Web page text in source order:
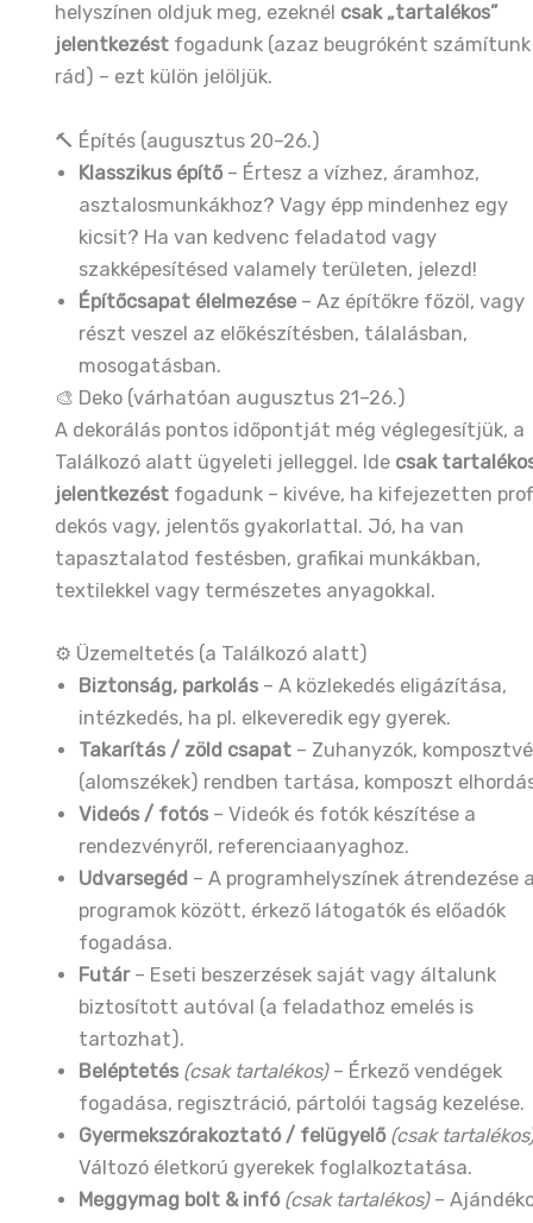
helyszínen oldjuk meg, ezeknél csak „tartalékos”
jelentkezést fogadunk (azaz beugróként számítunk
rád) – ezt külön jelöljük.
🔨 Építés (augusztus 20–26.)
Klasszikus építő– Értesz a vízhez, áramhoz,
asztalosmunkákhoz? Vagy épp mindenhez egy
kicsit? Ha van kedvenc feladatod vagy
szakképesítésed valamely területen, jelezd!
Építőcsapat élelmezése – Az építőkre főzöl, vagy
részt veszel az előkészítésben, tálalásban,
mosogatásban.
🎨 Deko (várhatóan augusztus 21–26.)
A dekorálás pontos időpontját még véglegesítjük, a
Találkozó alatt ügyeleti jelleggel. Ide csak
jelentkezést fogadunk – kivéve, ha kifejezetten
dekós vagy, jelentős gyakorlattal. Jó, ha van
tapasztalatod festésben, grafikai munkákban,
textilekkel vagy természetes anyagokkal.
⚙️ Üzemeltetés (a Találkozó alatt)
Biztonság, parkolás – A közlekedés eligázítása,
intézkedés, ha pl. elkeveredik egy gyerek.
Takarítás / zöld csapat – Zuhanyzók,
(alomszékek) rendben tartása, komposzt
Videós / fotós – Videók és fotók készítése a
rendezvényről, referenciaanyaghoz.
Udvarsegéd – A programhelyszínek átrendezése
programok között, érkező látogatók és előadók
fogadása.
Futár– Eseti beszerzések saját vagy általunk
biztosított autóval (a feladathoz emelés is
tartozhat).
Beléptetés (csak tartalékos)– Érkező vendégek
fogadása, regisztráció, pártolói tagság kezelése.
Gyermekszórakoztató / felügyelő (csak
Változó életkorú gyerekek foglalkoztatása.
Meggymag bolt & infó (csak tartalékos)–